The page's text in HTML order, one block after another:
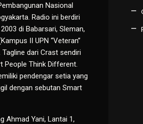
Nasional
Radio ini berdiri
di Babarsari, Sleman,
II UPN “Veteran”
Tagline dari Crast sendiri
People Think Different.
pendengar setia yang
dengan sebutan Smart
Ahmad Yani, Lantai 1,